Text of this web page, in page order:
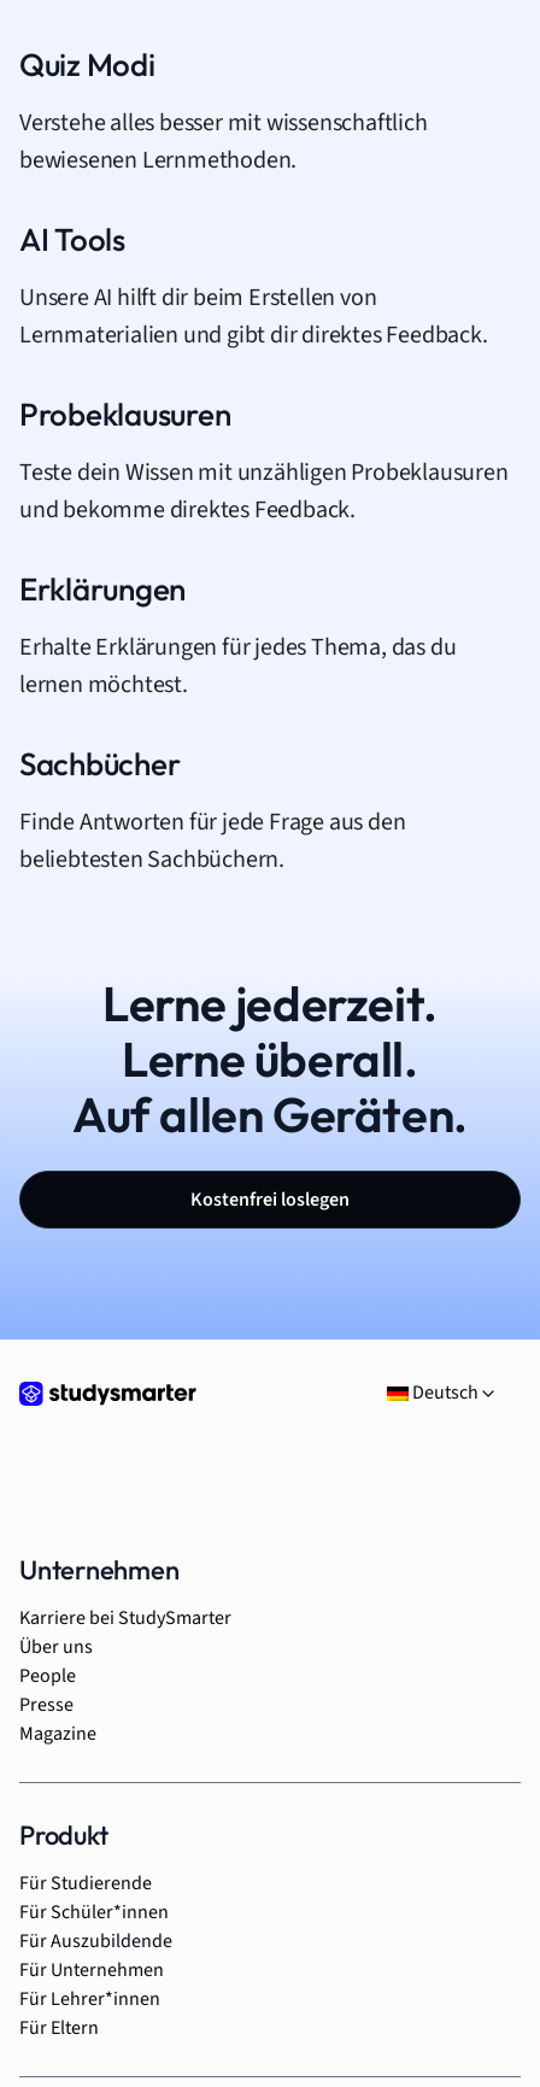
Quiz Modi
Verstehe alles besser mit wissenschaftlich
bewiesenen Lernmethoden.
AI Tools
Unsere AI hilft dir beim Erstellen von
Lernmaterialien und gibt dir direktes Feedback.
Probeklausuren
Teste dein Wissen mit unzähligen Probeklausuren
und bekomme direktes Feedback.
Erklärungen
Erhalte Erklärungen für jedes Thema, das du
lernen möchtest.
Sachbücher
Finde Antworten für jede Frage aus den
beliebtesten Sachbüchern.
Lerne jederzeit.
Lerne überall.
Auf allen Geräten.
Kostenfrei loslegen
Deutsch
Unternehmen
Karriere bei StudySmarter
Über uns
People
Presse
Magazine
Produkt
Für Studierende
Für Schüler*innen
Für Auszubildende
Für Unternehmen
Für Lehrer*innen
Für Eltern